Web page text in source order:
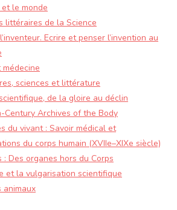
et le monde
littéraires de la Science
Ecrire et penser l’invention au
sciences et littérature
de la gloire au déclin
Century Archives of the Body
du vivant : Savoir médical et
du corps humain (XVIIe–XIXe siècle)
: Des organes hors du Corps
et la vulgarisation scientifique
animaux